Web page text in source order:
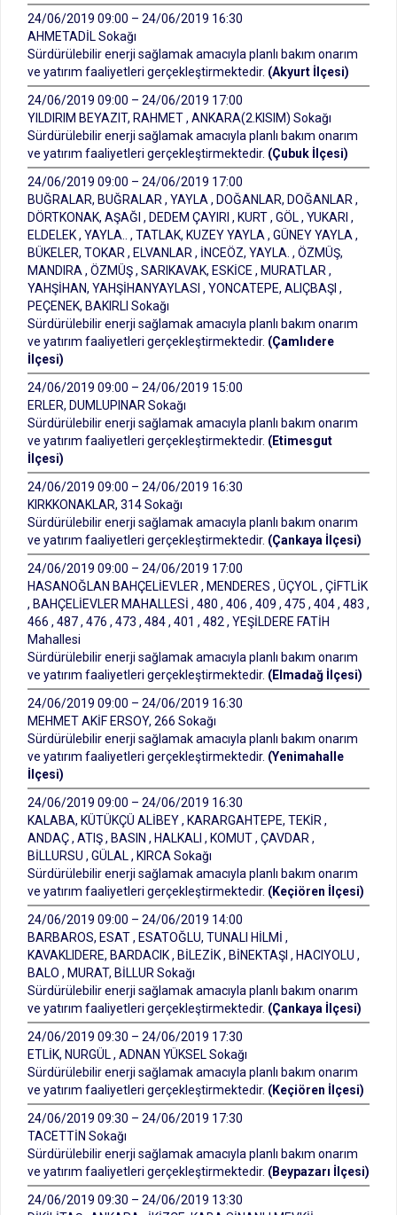
24/06/2019 09:00 – 24/06/2019 16:30
AHMETADİL Sokağı
Sürdürülebilir enerji sağlamak amacıyla planlı bakım onarım
ve yatırım faaliyetleri gerçekleştirmektedir. (Akyurt İlçesi)
24/06/2019 09:00 – 24/06/2019 17:00
YILDIRIM BEYAZIT, RAHMET , ANKARA(2.KISIM) Sokağı
Sürdürülebilir enerji sağlamak amacıyla planlı bakım onarım
ve yatırım faaliyetleri gerçekleştirmektedir. (Çubuk İlçesi)
24/06/2019 09:00 – 24/06/2019 17:00
BUĞRALAR, BUĞRALAR , YAYLA , DOĞANLAR, DOĞANLAR ,
DÖRTKONAK, AŞAĞI , DEDEM ÇAYIRI , KURT , GÖL , YUKARI ,
ELDELEK , YAYLA.. , TATLAK, KUZEY YAYLA , GÜNEY YAYLA ,
BÜKELER, TOKAR , ELVANLAR , İNCEÖZ, YAYLA. , ÖZMÜŞ,
MANDIRA , ÖZMÜŞ , SARIKAVAK, ESKİCE , MURATLAR ,
YAHŞİHAN, YAHŞİHANYAYLASI , YONCATEPE, ALIÇBAŞI ,
PEÇENEK, BAKIRLI Sokağı
Sürdürülebilir enerji sağlamak amacıyla planlı bakım onarım
ve yatırım faaliyetleri gerçekleştirmektedir. (Çamlıdere
İlçesi)
24/06/2019 09:00 – 24/06/2019 15:00
ERLER, DUMLUPINAR Sokağı
Sürdürülebilir enerji sağlamak amacıyla planlı bakım onarım
ve yatırım faaliyetleri gerçekleştirmektedir. (Etimesgut
İlçesi)
24/06/2019 09:00 – 24/06/2019 16:30
KIRKKONAKLAR, 314 Sokağı
Sürdürülebilir enerji sağlamak amacıyla planlı bakım onarım
ve yatırım faaliyetleri gerçekleştirmektedir. (Çankaya İlçesi)
24/06/2019 09:00 – 24/06/2019 17:00
HASANOĞLAN BAHÇELİEVLER , MENDERES , ÜÇYOL , ÇİFTLİK
, BAHÇELİEVLER MAHALLESİ , 480 , 406 , 409 , 475 , 404 , 483 ,
466 , 487 , 476 , 473 , 484 , 401 , 482 , YEŞİLDERE FATİH
Mahallesi
Sürdürülebilir enerji sağlamak amacıyla planlı bakım onarım
ve yatırım faaliyetleri gerçekleştirmektedir. (Elmadağ İlçesi)
24/06/2019 09:00 – 24/06/2019 16:30
MEHMET AKİF ERSOY, 266 Sokağı
Sürdürülebilir enerji sağlamak amacıyla planlı bakım onarım
ve yatırım faaliyetleri gerçekleştirmektedir. (Yenimahalle
İlçesi)
24/06/2019 09:00 – 24/06/2019 16:30
KALABA, KÜTÜKÇÜ ALİBEY , KARARGAHTEPE, TEKİR ,
ANDAÇ , ATIŞ , BASIN , HALKALI , KOMUT , ÇAVDAR ,
BİLLURSU , GÜLAL , KIRCA Sokağı
Sürdürülebilir enerji sağlamak amacıyla planlı bakım onarım
ve yatırım faaliyetleri gerçekleştirmektedir. (Keçiören İlçesi)
24/06/2019 09:00 – 24/06/2019 14:00
BARBAROS, ESAT , ESATOĞLU, TUNALI HİLMİ ,
KAVAKLIDERE, BARDACIK , BİLEZİK , BİNEKTAŞI , HACIYOLU ,
BALO , MURAT, BİLLUR Sokağı
Sürdürülebilir enerji sağlamak amacıyla planlı bakım onarım
ve yatırım faaliyetleri gerçekleştirmektedir. (Çankaya İlçesi)
24/06/2019 09:30 – 24/06/2019 17:30
ETLİK, NURGÜL , ADNAN YÜKSEL Sokağı
Sürdürülebilir enerji sağlamak amacıyla planlı bakım onarım
ve yatırım faaliyetleri gerçekleştirmektedir. (Keçiören İlçesi)
24/06/2019 09:30 – 24/06/2019 17:30
TACETTİN Sokağı
Sürdürülebilir enerji sağlamak amacıyla planlı bakım onarım
ve yatırım faaliyetleri gerçekleştirmektedir. (Beypazarı İlçesi)
24/06/2019 09:30 – 24/06/2019 13:30